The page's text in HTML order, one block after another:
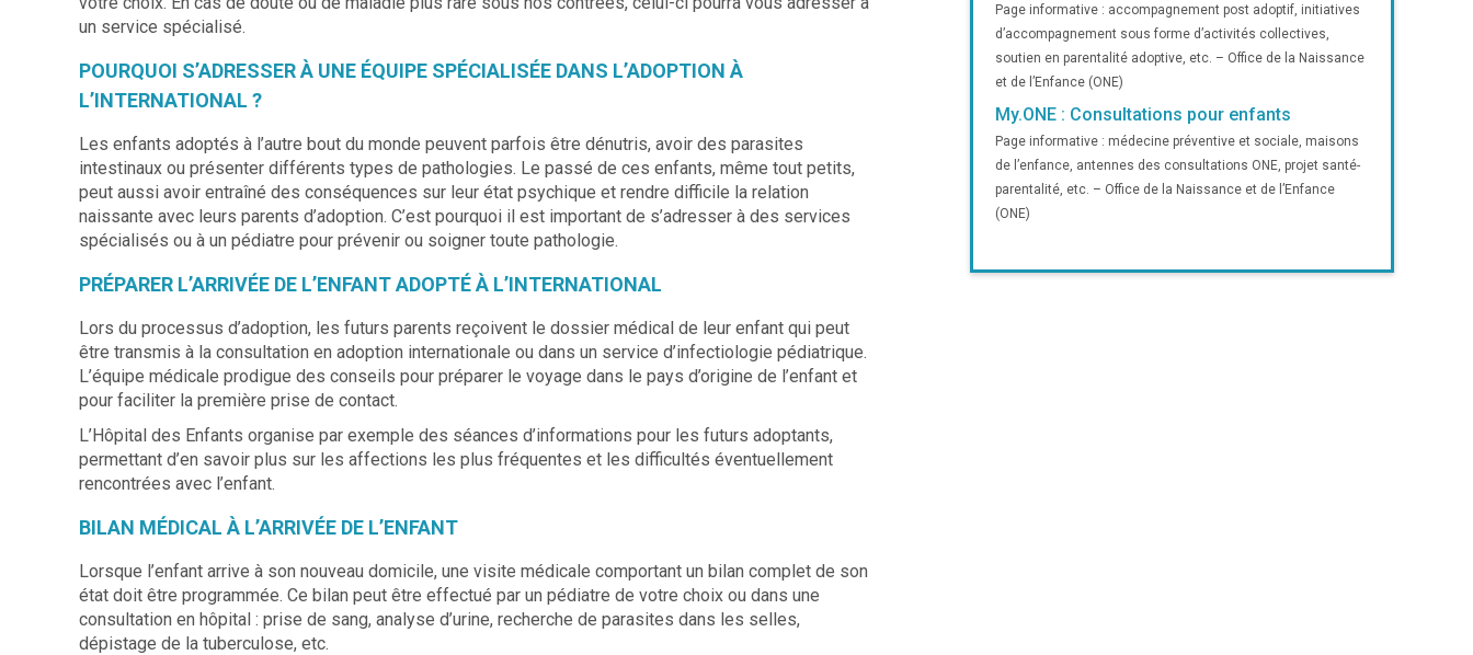
un service spécialisé.
POURQUOI S’ADRESSER À UNE ÉQUIPE SPÉCIALISÉE DANS L’ADOPTION À
L’INTERNATIONAL ?
Les enfants adoptés à l’autre bout du monde peuvent parfois être dénutris, avoir des parasites
intestinaux ou présenter différents types de pathologies. Le passé de ces enfants, même tout petits,
peut aussi avoir entraîné des conséquences sur leur état psychique et rendre difficile la relation
naissante avec leurs parents d’adoption. C’est pourquoi il est important de s’adresser à des services
spécialisés ou à un pédiatre pour prévenir ou soigner toute pathologie.
PRÉPARER L’ARRIVÉE DE L’ENFANT ADOPTÉ À L’INTERNATIONAL
Lors du processus d’adoption, les futurs parents reçoivent le dossier médical de leur enfant qui peut
être transmis à la consultation en adoption internationale ou dans un service d’infectiologie pédiatrique.
L’équipe médicale prodigue des conseils pour préparer le voyage dans le pays d’origine de l’enfant et
pour faciliter la première prise de contact.
L’Hôpital des Enfants organise par exemple des séances d’informations pour les futurs adoptants,
permettant d’en savoir plus sur les affections les plus fréquentes et les difficultés éventuellement
rencontrées avec l’enfant.
BILAN MÉDICAL À L’ARRIVÉE DE L’ENFANT
Lorsque l’enfant arrive à son nouveau domicile, une visite médicale comportant un bilan complet de son
état doit être programmée. Ce bilan peut être effectué par un pédiatre de votre choix ou dans une
consultation en hôpital : prise de sang, analyse d’urine, recherche de parasites dans les selles,
dépistage de la tuberculose, etc.
Page informative : accompagnement post adoptif, initiatives
d’accompagnement sous forme d’activités collectives,
soutien en parentalité adoptive, etc. – Office de la Naissance
et de l’Enfance (ONE)
My.ONE : Consultations pour enfants
Page informative : médecine préventive et sociale, maisons
de l’enfance, antennes des consultations ONE, projet santé-
parentalité, etc. – Office de la Naissance et de l’Enfance
(ONE)